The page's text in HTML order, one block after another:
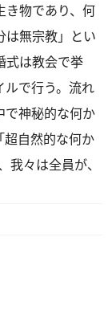
き物であり、何
は無宗教」とい
式は教会で挙
ルで行う。流れ
で神秘的な何か
超自然的な何か
我々は全員が、